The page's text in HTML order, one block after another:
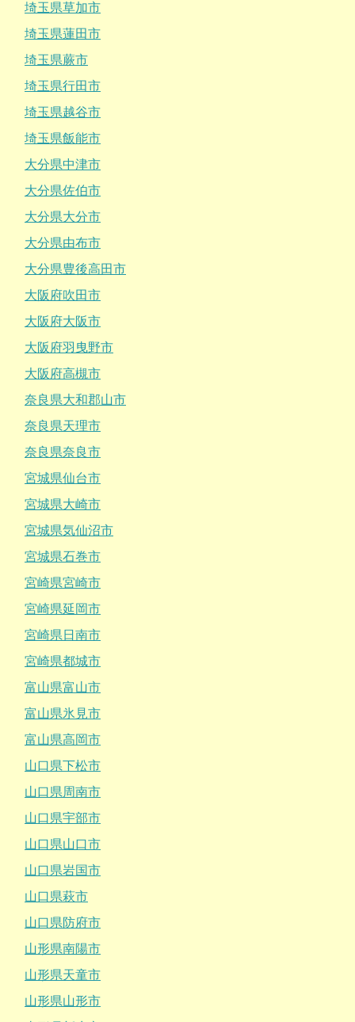
埼玉県草加市
埼玉県蓮田市
埼玉県蕨市
埼玉県行田市
埼玉県越谷市
埼玉県飯能市
大分県中津市
大分県佐伯市
大分県大分市
大分県由布市
大分県豊後高田市
大阪府吹田市
大阪府大阪市
大阪府羽曳野市
大阪府高槻市
奈良県大和郡山市
奈良県天理市
奈良県奈良市
宮城県仙台市
宮城県大崎市
宮城県気仙沼市
宮城県石巻市
宮崎県宮崎市
宮崎県延岡市
宮崎県日南市
宮崎県都城市
富山県富山市
富山県氷見市
富山県高岡市
山口県下松市
山口県周南市
山口県宇部市
山口県山口市
山口県岩国市
山口県萩市
山口県防府市
山形県南陽市
山形県天童市
山形県山形市